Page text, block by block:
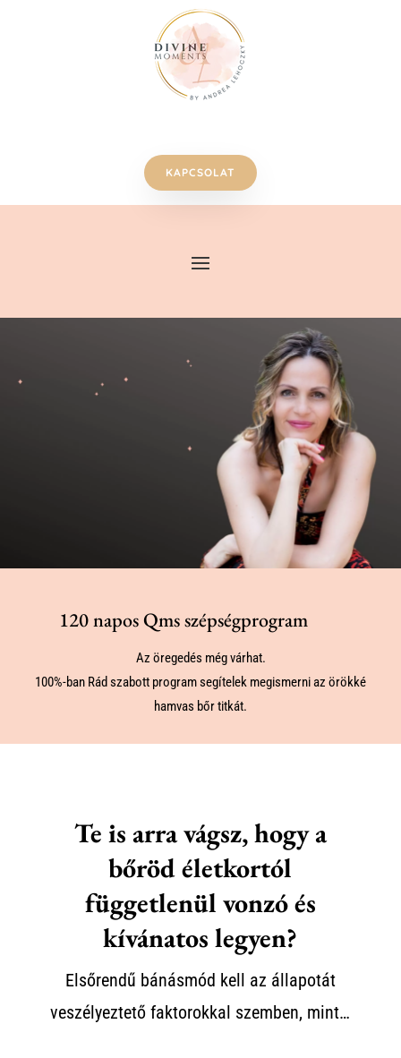
KAPCSOLAT
120 napos Qms szépségprogram
Az öregedés még várhat.
100%-ban Rád szabott program segítelek megismerni az örökké
hamvas bőr titkát.
Te is arra vágsz, hogy a
bőröd életkortól
függetlenül vonzó és
kívánatos legyen?
Elsőrendű bánásmód kell az állapotát
veszélyeztető faktorokkal szemben, mint…